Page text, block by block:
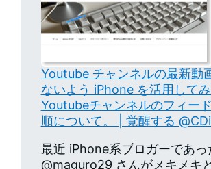
Youtube チャンネルの最新動
ないよう iPhone を活用して
Youtubeチャンネルのフィー
順について。 | 覚醒する
最近 iPhone系ブロガーであっ
@maguro29 さんがメキメキと